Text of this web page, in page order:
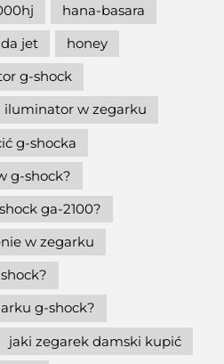
hana-basara
jet
honey
g-shock
iluminator w zegarku
g-shocka
g-shock?
ga-2100?
w zegarku
g-shock?
jaki zegarek damski kupić